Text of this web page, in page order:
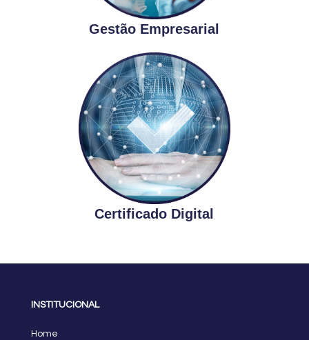
Gestão Empresarial
Certificado Digital
INSTITUCIONAL
Home